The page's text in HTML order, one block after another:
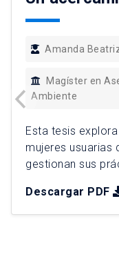
Amanda
Magíster en
Ambiente
Esta tesis
mujeres usuarias
gestionan sus
analiza desde
un actor
Descargar PDF